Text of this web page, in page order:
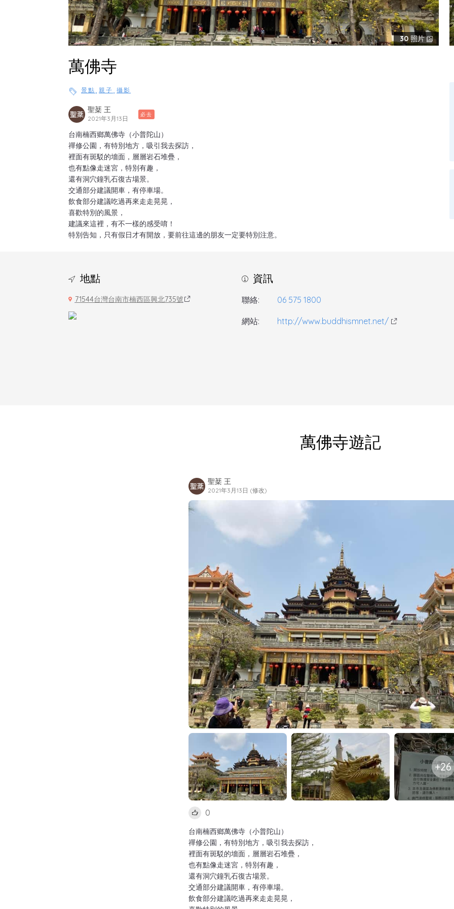
30 照片
萬佛寺
景點 ,親子 ,攝影
聖棻 王
2021年3月13日
必去
台南楠西鄉萬佛寺（小普陀山）
禪修公園，有特別地方，吸引我去探訪，
裡面有斑駁的墻面，層層岩石堆疊，
也有點像走迷宮，特別有趣，
還有洞穴鐘乳石復古場景。
交通部分建議開車，有停車場。
飲食部分建議吃過再來走走晃晃，
喜歡特別的風景，
建議來這裡，有不一樣的感受唷！
特別告知，只有假日才有開放，要前往這邊的朋友一定要特別注意。
地點
71544台灣台南市楠西區興北735號
資訊
聯絡: 06 575 1800
網站: http://www.buddhismnet.net/
萬佛寺遊記
聖棻 王
2021年3月13日 (修改)
+26
0
台南楠西鄉萬佛寺（小普陀山）
禪修公園，有特別地方，吸引我去探訪，
裡面有斑駁的墻面，層層岩石堆疊，
也有點像走迷宮，特別有趣，
還有洞穴鐘乳石復古場景。
交通部分建議開車，有停車場。
飲食部分建議吃過再來走走晃晃，